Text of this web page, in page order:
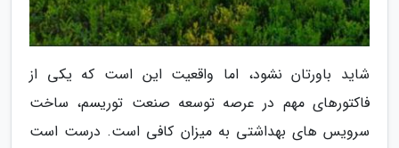
شاید باورتان نشود، اما واقعیت این است که یکی از
فاکتورهای مهم در عرصه توسعه صنعت توریسم، ساخت
سرویس های بهداشتی به میزان کافی است. درست است